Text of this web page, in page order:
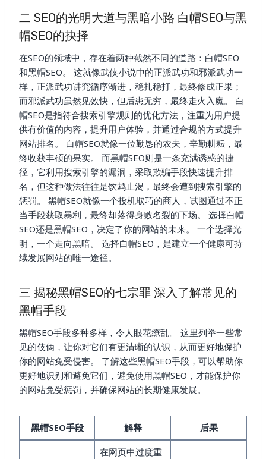
二 SEO的光明大道与黑暗小路 白帽SEO与黑
帽SEO的抉择
在SEO的领域中，存在着两种截然不同的道路：白帽SEO
和黑帽SEO。 这就像武侠小说中的正派武功和邪派武功一
样，正派武功讲究循序渐进，稳扎稳打，最终修成正果；
而邪派武功虽然见效快，但后患无穷，最终走火入魔。 白
帽SEO是指符合搜索引擎规则的优化方法，注重为用户提
供有价值的内容，提升用户体验，并通过合规的方式提升
网站排名。 白帽SEO就像一位勤恳的农夫，辛勤耕耘，最
终收获丰硕的果实。 而黑帽SEO则是一条充满诱惑的捷
径，它利用搜索引擎的漏洞，采取欺骗手段快速提升排
名，但这种做法往往是饮鸩止渴，最终会遭到搜索引擎的
惩罚。 黑帽SEO就像一个投机取巧的商人，试图通过不正
当手段获取暴利，最终却落得身败名裂的下场。 选择白帽
SEO还是黑帽SEO，决定了你的网站的未来。 一个选择光
明，一个走向黑暗。 选择白帽SEO，是建立一个健康可持
续发展网站的唯一途径。
三 揭秘黑帽SEO的七宗罪 深入了解常见的
黑帽手段
黑帽SEO手段多种多样，令人眼花缭乱。 这里列举一些常
见的伎俩，让你对它们有更清晰的认识，从而更好地保护
你的网站免受侵害。 了解这些黑帽SEO手段，可以帮助你
更好地识别和避免它们，避免使用黑帽SEO，才能保护你
的网站免受惩罚，并确保网站的长期健康发展。
黑帽SEO手段 解释 后果
在网页中过度重